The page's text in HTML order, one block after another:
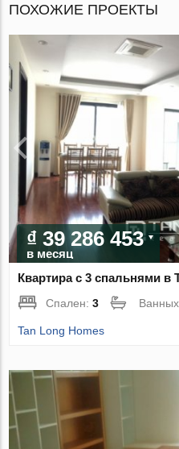
ПОХОЖИЕ ПРОЕКТЫ
₫ 39 286 453
в месяц
Квартира с 3 спальнями в
Спален:3
Tan Long Homes